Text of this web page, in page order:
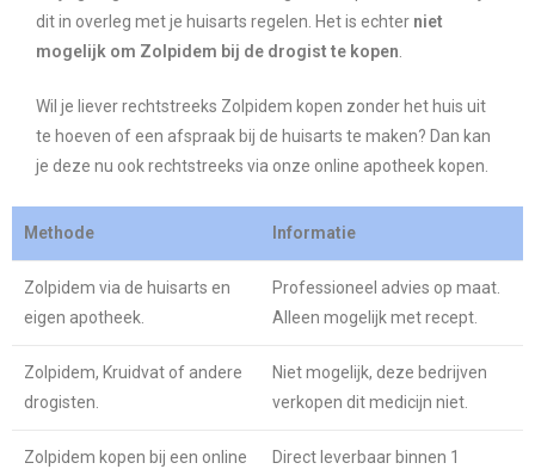
dit in overleg met je huisarts regelen. Het is echter niet
mogelijk om Zolpidem bij de drogist te kopen
Wil je liever rechtstreeks Zolpidem kopen zonder het huis uit
te hoeven of een afspraak bij de huisarts te maken? Dan kan
je deze nu ook rechtstreeks via onze online apotheek kopen.
Methode Informatie
Zolpidem via de huisarts en
eigen apotheek.
Professioneel advies op maat.
Alleen mogelijk met recept.
Zolpidem, Kruidvat of andere
drogisten.
Niet mogelijk, deze bedrijven
verkopen dit medicijn niet.
Zolpidem kopen bij een online
Direct leverbaar binnen 1